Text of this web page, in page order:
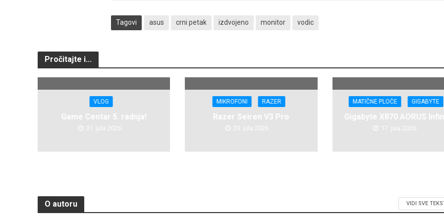
Tagovi asus crni petak izdvojeno monitor vodic
Pročitajte i...
VLOG
Game Centar 5. radnja!
31. jula 2026.
MIKROFONI RAZER
Razer Seiren V3 Pro
29. jula 2026.
MATIČNE PLOČE GIGABYTE
Gigabyte X870 AORUS
17. jula 2026.
O autoru VIDI SVE